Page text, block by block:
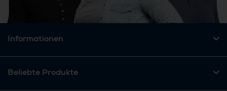
Informationen
Beliebte Produkte